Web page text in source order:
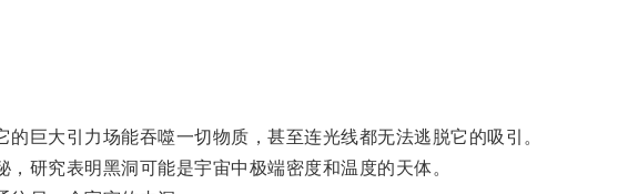
大引力场能吞噬一切物质，甚至连光线都无法逃脱它的吸引。
研究表明黑洞可能是宇宙中极端密度和温度的天体。